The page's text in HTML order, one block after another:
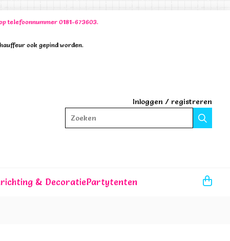
telefoonnummer 0181-673603.
ook gepind worden.
Inloggen / registreren
Zoeken
& DecoratiePartytenten